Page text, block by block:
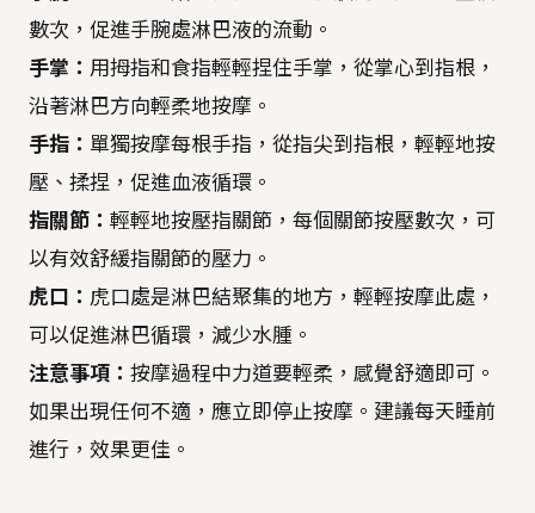
數次，促進手腕處淋巴液的流動。
手掌： 用拇指和食指輕輕捏住手掌，從掌心到指根，
沿著淋巴方向輕柔地按摩。
手指： 單獨按摩每根手指，從指尖到指根，輕輕地按
壓、揉捏，促進血液循環。
指關節： 輕輕地按壓指關節，每個關節按壓數次，可
以有效舒緩指關節的壓力。
虎口： 虎口處是淋巴結聚集的地方，輕輕按摩此處，
可以促進淋巴循環，減少水腫。
注意事項： 按摩過程中力道要輕柔，感覺舒適即可。
如果出現任何不適，應立即停止按摩。建議每天睡前
進行，效果更佳。